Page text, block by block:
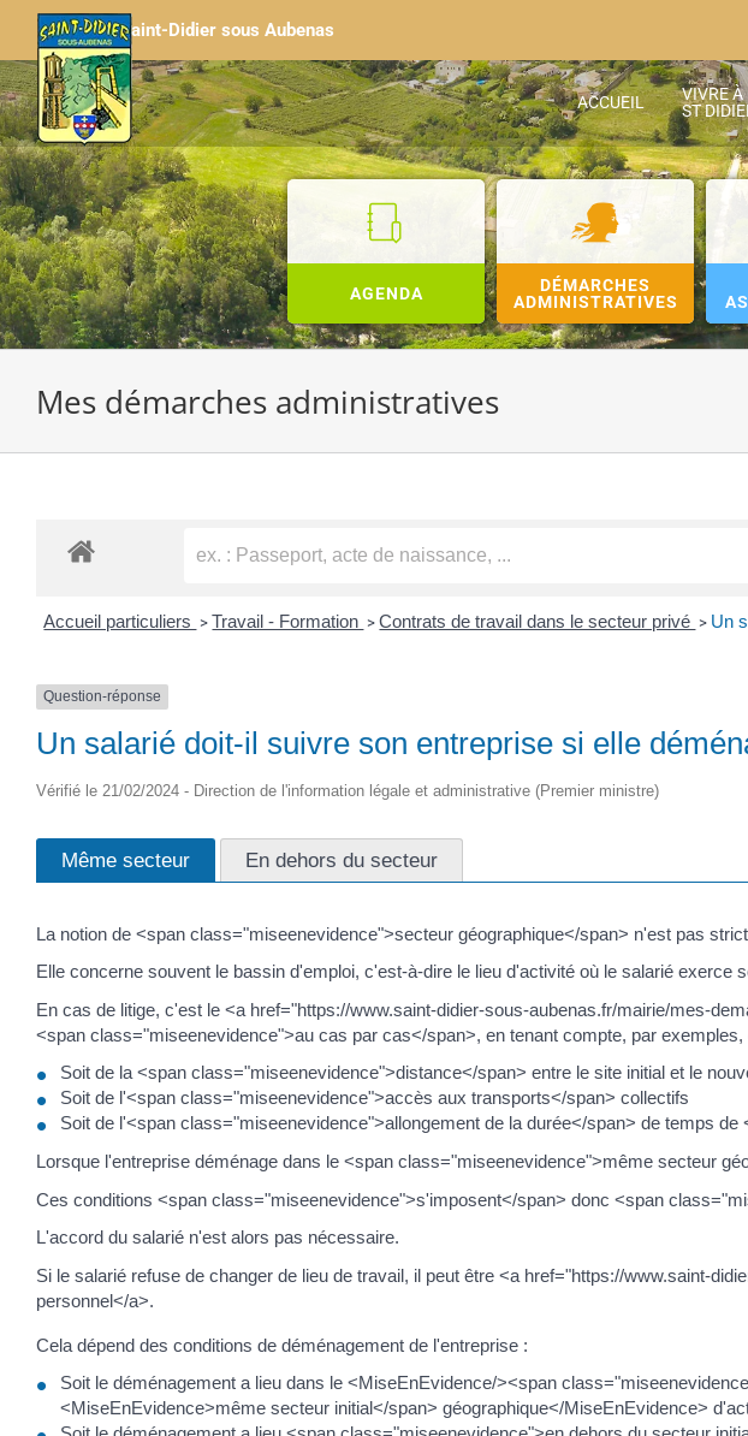
Passer
contenu
Saint-Didier sous Aubenas
ACCUEIL
VIVRE À
ST
AGENDA
DÉMARCHES
ADMINISTRATIVES
Mes démarches administratives
Accueil particuliers > Travail - Formation > Contrats de travail dans le secteur privé > Un
Question-réponse
Un salarié doit-il suivre son entreprise si elle
Vérifié le 21/02/2024 - Direction de l'information légale et administrative (Premier ministre)
Même secteur En dehors du secteur
La notion de <span class="miseenevidence">secteur géographique</span> n'est pas
Elle concerne souvent le bassin d'emploi, c'est-à-dire le lieu d'activité où le salarié exerce
En cas de litige, c'est le <a href="https://www.saint-didier-sous-aubenas.fr/mairie/mes-
<span class="miseenevidence">au cas par cas</span>, en tenant compte, par
Soit de la <span class="miseenevidence">distance</span> entre le site initial et le
Soit de l'<span class="miseenevidence">accès aux transports</span> collectifs
Soit de l'<span class="miseenevidence">allongement de la durée</span> de temps
Lorsque l'entreprise déménage dans le <span class="miseenevidence">même secteur
Ces conditions <span class="miseenevidence">s'imposent</span> donc <span
L'accord du salarié n'est alors pas nécessaire.
Si le salarié refuse de changer de lieu de travail, il peut être <a href="https://www.saint-
personnel</a>.
Cela dépend des conditions de déménagement de l'entreprise :
Soit le déménagement a lieu dans le <MiseEnEvidence/><span
<MiseEnEvidence>même secteur initial</span> géographique</MiseEnEvidence>